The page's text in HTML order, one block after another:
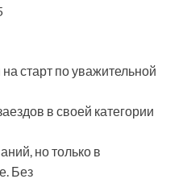
старт по уважительной
в своей категории
но только в
Без